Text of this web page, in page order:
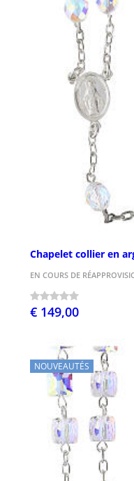
Chapelet collier en
EN COURS DE
€ 149,00
NOUVEAUTÉS